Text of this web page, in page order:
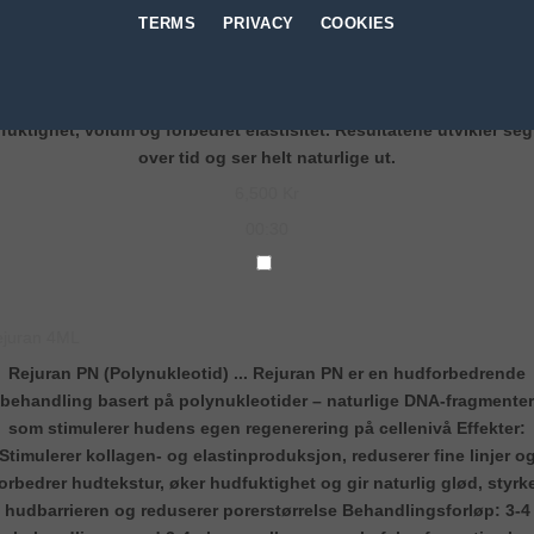
fuktighet, volum og forbedret elastisitet. Resultatene utvikler seg
over tid og ser helt naturlige ut.
Rejuran PN (Polynukleotid) ... Rejuran PN er en hudforbedrende
behandling basert på polynukleotider – naturlige DNA-fragmenter
som stimulerer hudens egen regenerering på cellenivå Effekter:
kollagen- og elastinproduksjon, reduserer fine linjer
hudtekstur, øker hudfuktighet og gir naturlig glød,
hudbarrieren og reduserer porerstørrelse Behandlingsforløp: 3-4
TERMS PRIVACY COOKIES